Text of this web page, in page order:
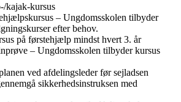
kajak-kursus
– Ungdomsskolen tilbyder
efter behov.
på førstehjælp mindst hvert 3. år
– Ungdomsskolen tilbyder kursus
ved afdelingsleder før sejladsen
sikkerhedsinstruksen med